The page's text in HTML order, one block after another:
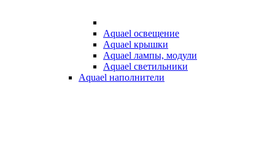
Aquael освещение
Aquael крышки
Aquael лампы, модули
Aquael светильники
Aquael наполнители